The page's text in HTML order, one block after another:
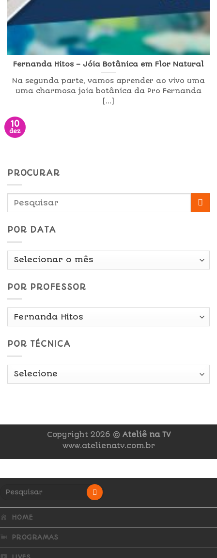
Fernanda Hitos – Jóia Botânica em Flor Natural
Na segunda parte, vamos aprender ao vivo uma
uma charmosa joia botânica da Pro Fernanda
[...]
10
dez
PROCURAR
POR DATA
Por
POR PROFESSOR
POR TÉCNICA
Copyright 2026 © Ateliê na TV
www.atelienatv.com.br
HOME
PROGRAMAS